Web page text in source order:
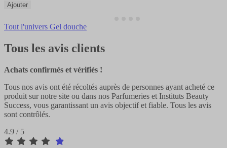
Ajouter
Tout l'univers Gel douche
Tous les avis clients
Achats confirmés et vérifiés !
Tous nos avis ont été récoltés auprès de personnes ayant acheté ce
produit sur notre site ou dans nos Parfumeries et Instituts Beauty
Success, vous garantissant un avis objectif et fiable. Tous les avis
sont contrôlés.
4.9 / 5